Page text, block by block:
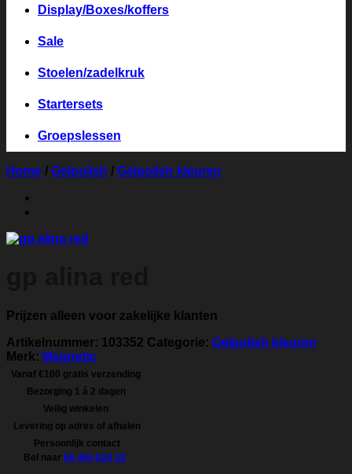
Display/Boxes/koffers
Sale
Stoelen/zadelkruk
Startersets
Groepslessen
Home / Gelpolish / Gelpolish kleuren
Prijzen alleen voor zakelijke klanten
Artikelnummer: 103352 Categorie: Gelpolish kleuren
Merk: Magnetic
Vanaf €100 gratis verzending
Bezorging 1 á 2 dagen
Veilig winkelen
Levering op adres of afhalen
Persoonlijk contact
Bel naar 06 484 024 18